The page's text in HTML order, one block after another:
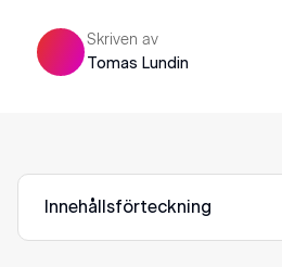
Skriven av
Tomas Lundin
Innehållsförteckning